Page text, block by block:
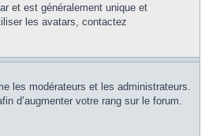
et est généralement unique et
les avatars, contactez
les modérateurs et les administrateurs.
d’augmenter votre rang sur le forum.